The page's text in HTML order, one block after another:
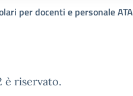
per docenti e personale ATA
è riservato.